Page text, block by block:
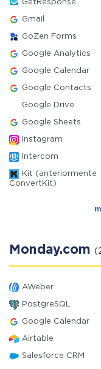
GetResponse
Gmail
GoZen Forms
Google Analytics
Google Calendar
Google Contacts
Google Drive
Google Sheets
Instagram
Intercom
Kit (anteriormente
ConvertKit)
Monday.com
AWeber
PostgreSQL
Google Calendar
Airtable
Salesforce CRM